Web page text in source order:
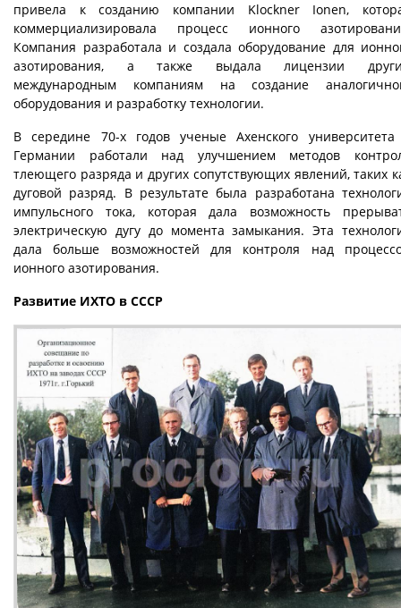
привела к созданию компании Klockner Ionen,
коммерциализировала процесс ионного
Компания разработала и создала оборудование для
азотирования, а также выдала лицензии
международным компаниям на создание
оборудования и разработку технологии.
В середине 70-х годов ученые Ахенского
Германии работали над улучшением методов
тлеющего разряда и других сопутствующих явлений, таких
дуговой разряд. В результате была разработана
импульсного тока, которая дала возможность
электрическую дугу до момента замыкания. Эта
дала больше возможностей для контроля над
ионного азотирования.
Развитие ИХТО в СССР